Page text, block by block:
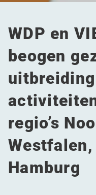
WDP en
beogen
regio’s
Hamburg